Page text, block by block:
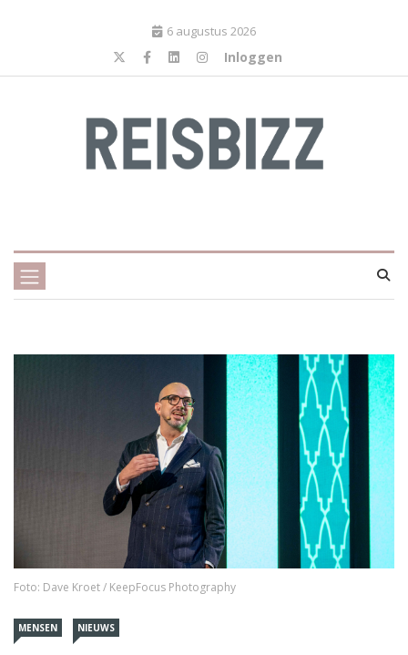
6 augustus 2026
Inloggen
Foto: Dave Kroet / KeepFocus Photography
MENSEN NIEUWS